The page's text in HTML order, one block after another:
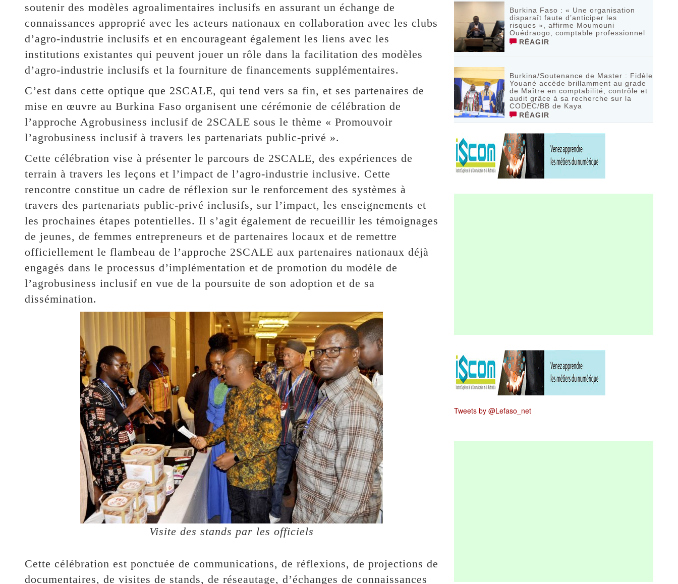
soutenir des modèles agroalimentaires inclusifs en assurant un échange de
connaissances approprié avec les acteurs nationaux en collaboration avec les clubs
d’agro-industrie inclusifs et en encourageant également les liens avec les
institutions existantes qui peuvent jouer un rôle dans la facilitation des modèles
d’agro-industrie inclusifs et la fourniture de financements supplémentaires.
C’est dans cette optique que 2SCALE, qui tend vers sa fin, et ses partenaires de
mise en œuvre au Burkina Faso organisent une cérémonie de célébration de
l’approche Agrobusiness inclusif de 2SCALE sous le thème « Promouvoir
l’agrobusiness inclusif à travers les partenariats public-privé ».
Cette célébration vise à présenter le parcours de 2SCALE, des expériences de
terrain à travers les leçons et l’impact de l’agro-industrie inclusive. Cette
rencontre constitue un cadre de réflexion sur le renforcement des systèmes à
travers des partenariats public-privé inclusifs, sur l’impact, les enseignements et
les prochaines étapes potentielles. Il s’agit également de recueillir les témoignages
de jeunes, de femmes entrepreneurs et de partenaires locaux et de remettre
officiellement le flambeau de l’approche 2SCALE aux partenaires nationaux déjà
engagés dans le processus d’implémentation et de promotion du modèle de
l’agrobusiness inclusif en vue de la poursuite de son adoption et de sa
dissémination.
Visite des stands par les officiels
Cette célébration est ponctuée de communications, de réflexions, de projections de
documentaires, de visites de stands, de réseautage, d’échanges de connaissances
Burkina Faso : « Une organisation
disparaît faute d’anticiper les
risques », affirme Moumouni
Ouédraogo, comptable professionnel
RÉAGIR
Burkina/Soutenance de Master : Fidèle
Youané accède brillamment au grade
de Maître en comptabilité, contrôle et
audit grâce à sa recherche sur la
CODEC/BB de Kaya
RÉAGIR
Tweets by @Lefaso_net